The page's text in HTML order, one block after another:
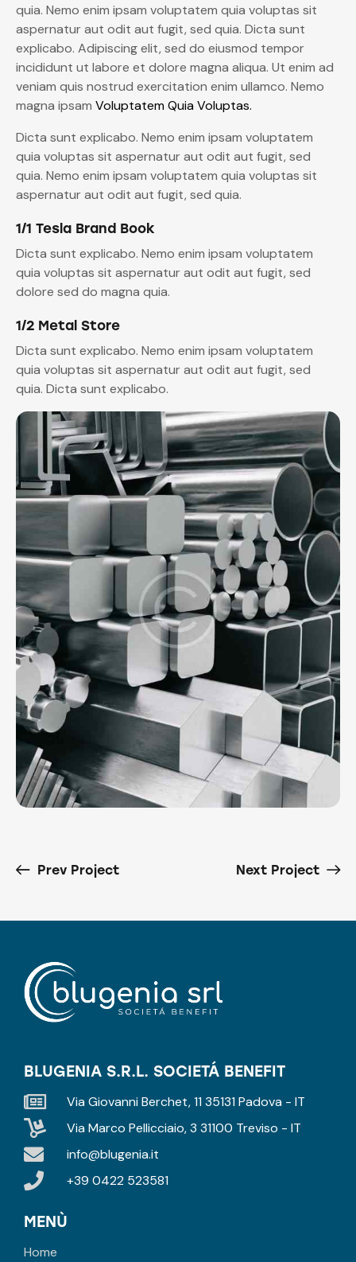
quia. Nemo enim ipsam voluptatem quia voluptas sit
aspernatur aut odit aut fugit, sed quia. Dicta sunt
explicabo. Adipiscing elit, sed do eiusmod tempor
incididunt ut labore et dolore magna aliqua. Ut enim ad
veniam quis nostrud exercitation enim ullamco. Nemo
magna ipsam Voluptatem Quia Voluptas.
Dicta sunt explicabo. Nemo enim ipsam voluptatem
quia voluptas sit aspernatur aut odit aut fugit, sed
quia. Nemo enim ipsam voluptatem quia voluptas sit
aspernatur aut odit aut fugit, sed quia.
1/1 Tesla Brand Book
Dicta sunt explicabo. Nemo enim ipsam voluptatem
quia voluptas sit aspernatur aut odit aut fugit, sed
dolore sed do magna quia.
1/2 Metal Store
Dicta sunt explicabo. Nemo enim ipsam voluptatem
quia voluptas sit aspernatur aut odit aut fugit, sed
quia. Dicta sunt explicabo.
Prev Project Next Project
BLUGENIA S.R.L. SOCIETÁ BENEFIT
Via Giovanni Berchet, 11 35131 Padova - IT
Via Marco Pellicciaio, 3 31100 Treviso - IT
info@blugenia.it
+39 0422 523581
MENÙ
Home